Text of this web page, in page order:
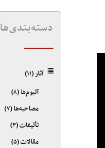
دسته‌بندی‌ها
آثار(۱۱)
آلبوم‌ها(۸)
مصاحبه‌ها(۷)
تألیفات(۳)
مقالات(۵)